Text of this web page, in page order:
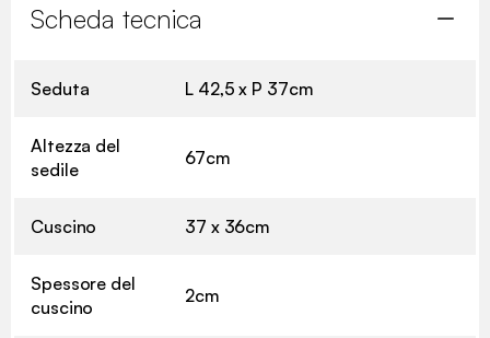
Scheda tecnica
Seduta L 42,5 x P 37cm
Altezza del
sedile
67cm
Cuscino 37 x 36cm
Spessore del
cuscino
2cm